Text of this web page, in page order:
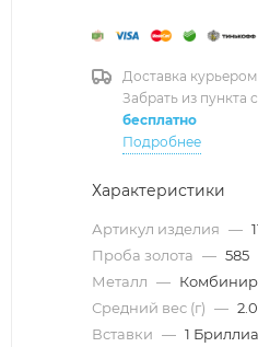
Доставка курьером
Забрать из пункта
бесплатно
Подробнее
Характеристики
Артикул изделия —
Проба золота — 585
Металл —
Средний вес (г) —
Вставки — 1